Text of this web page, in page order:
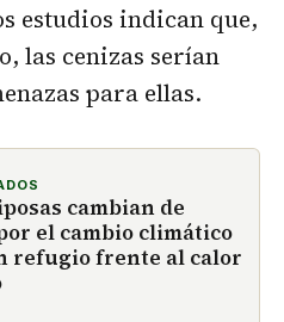
estudios indican que,
las cenizas serían
para ellas.
cambian de
el cambio climático
refugio frente al calor